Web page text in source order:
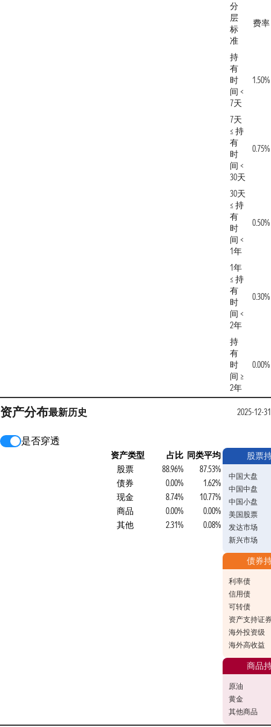
分
层
标
准
费率
持
有
时
间 <
7天
1.50%
7天
≤ 持
有
时
间 <
30天
0.75%
30天
≤ 持
有
时
间 <
1年
0.50%
1年
≤ 持
有
时
间 <
2年
0.30%
持
有
时
间 ≥
2年
0.00%
资产分布最新历史 2025-12-31
是否穿透
资产类型 占比 同类平均
股票
88.96%
87.53%
债券
0.00%
1.62%
现金
8.74%
10.77%
商品
0.00%
0.00%
其他
2.31% 0.08%
股票
中国大盘
中国中盘
中国小盘
美国股票
发达市场
新兴市场
债券
利率债
信用债
可转债
资产支持证
海外投资级
海外高收益
商品
原油
黄金
其他商品